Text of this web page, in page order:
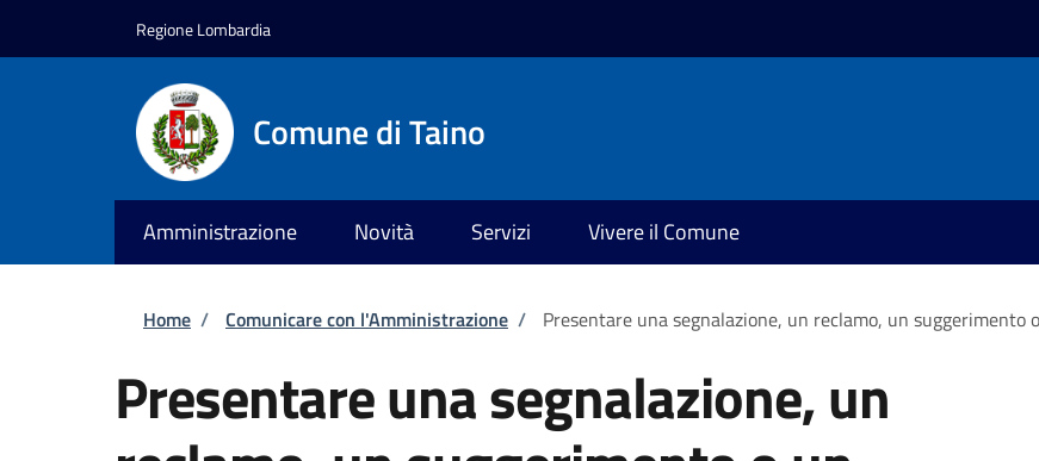
Regione Lombardia
Comune di Taino
Amministrazione Novità Servizi Vivere il Comune
Briciole di pane
Home / Comunicare con l'Amministrazione / Presentare una segnalazione, un reclamo, un suggerimento
Presentare una segnalazione, un